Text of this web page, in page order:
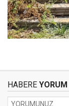
HABERE